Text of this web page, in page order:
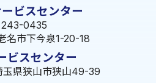
ビスセンター
243-0435
名市下今泉1-20-18
ビスセンター
玉県狭山市狭山49-39